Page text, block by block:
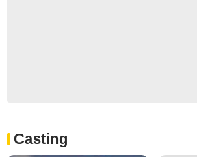
Casting